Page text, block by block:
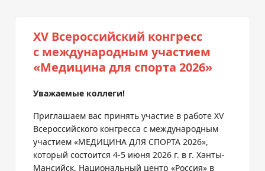
XV Всероссийский конгресс
с международным участием
«Медицина для спорта 2026»
Уважаемые коллеги!
Приглашаем вас принять участие в работе XV
Всероссийского конгресса с международным
участием «МЕДИЦИНА ДЛЯ СПОРТА 2026»,
который состоится 4-5 июня 2026 г. в г. Ханты-
Мансийск, Национальный центр «Россия» в